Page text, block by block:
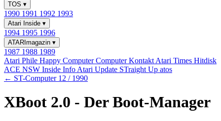
TOS ▾
1990 1991 1992 1993
Atari Inside ▾
1994 1995 1996
ATARImagazin ▾
1987 1988 1989
Atari Phile Happy ComputerComputer Kontakt Atari Times Hitdisk
ACE NSW Inside Info Atari Update STraight Up atos
← ST-Computer 12 / 1990
XBoot 2.0 - Der Boot-Manager